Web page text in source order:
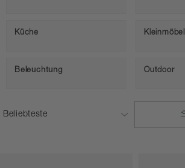
Küche Kleinmöbel
Beleuchtung Outdoor